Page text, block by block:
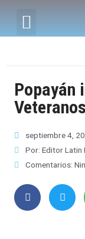
Popayán
Veteranos
septiembre 4,
Por: Editor Latin
Comentarios: